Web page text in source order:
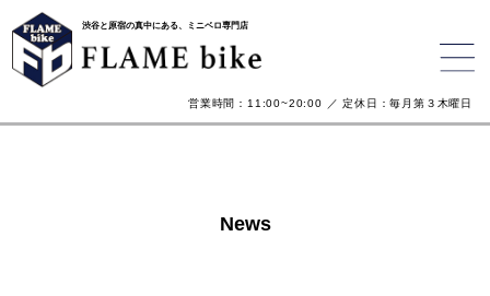
渋谷と原宿の真中にある、ミニベロ専門店
営業時間：11:00~20:00 ／ 定休日：毎月第３木曜日
News